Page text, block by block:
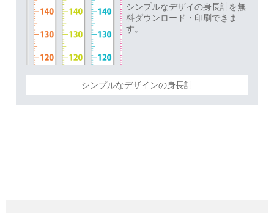
シンプルなデザイの身長計を無
料ダウンロード・印刷できま
す。
シンプルなデザインの身長計